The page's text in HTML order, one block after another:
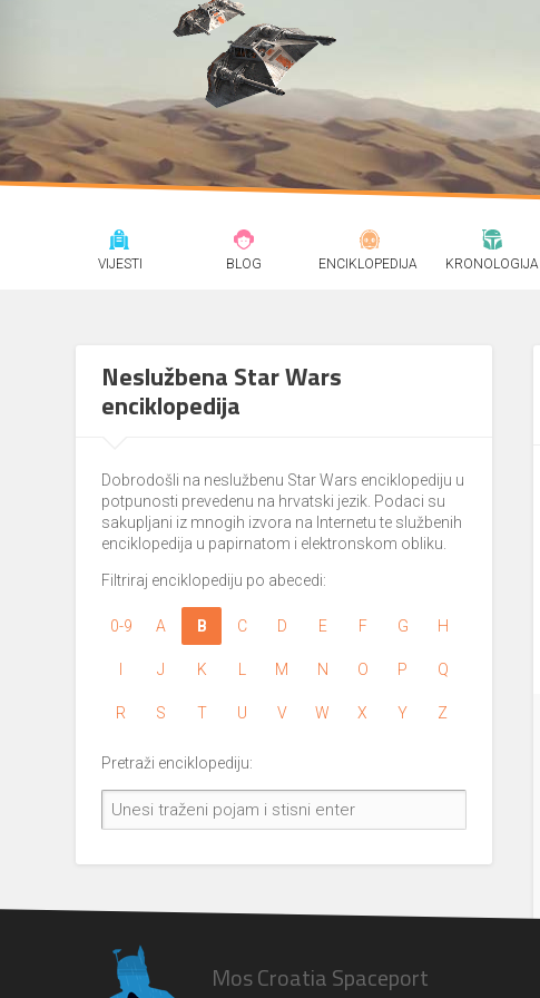
VIJESTI BLOG ENCIKLOPEDIJA KRONOLOGIJA
Neslužbena Star Wars
enciklopedija
Dobrodošli na neslužbenu Star Wars enciklopediju u
potpunosti prevedenu na hrvatski jezik. Podaci su
sakupljani iz mnogih izvora na Internetu te službenih
enciklopedija u papirnatom i elektronskom obliku.
Filtriraj enciklopediju po abecedi:
0-9 A B C D E F G H
J K M N O P Q
R S T U V W X Y Z
Pretraži enciklopediju:
Mos Croatia Spaceport